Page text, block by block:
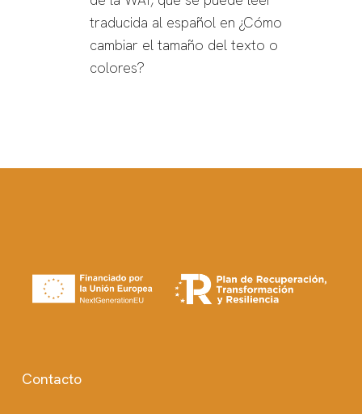
traducida al español en ¿Cómo
cambiar el tamaño del texto o
colores?
Contacto